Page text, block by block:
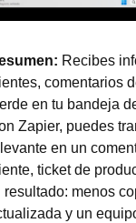
Recibes
comentarios
en tu bandeja
Zapier, puedes
en un
ticket de
resultado: menos
y un